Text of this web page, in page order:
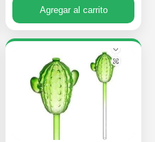
Agregar al carrito